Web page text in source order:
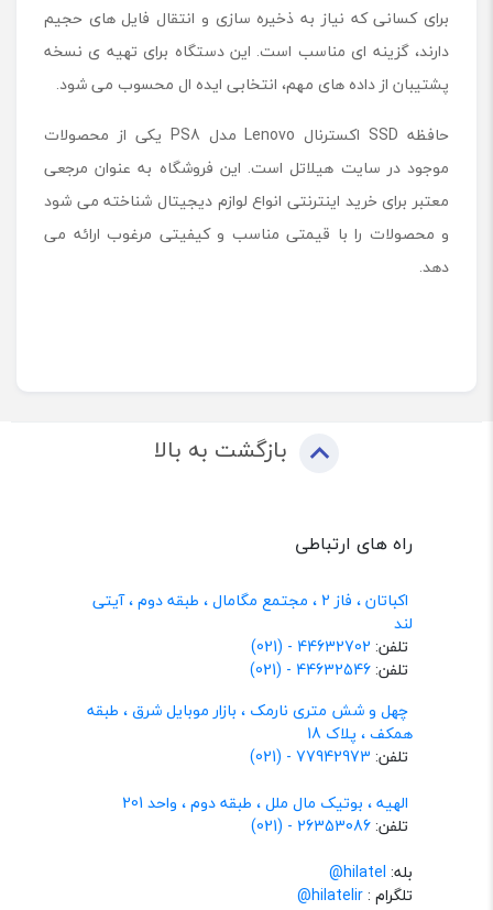
برای کسانی که نیاز به ذخیره سازی و انتقال فایل های حجیم
دارند، گزینه ای مناسب است. این دستگاه برای تهیه ی نسخه
پشتیبان از داده های مهم، انتخابی ایده ال محسوب می شود.
حافظه SSD اکسترنال Lenovo مدل PS8 یکی از محصولات
موجود در سایت هیلاتل است. این فروشگاه به عنوان مرجعی
معتبر برای خرید اینترنتی انواع لوازم دیجیتال شناخته می شود
و محصولات را با قیمتی مناسب و کیفیتی مرغوب ارائه می
دهد.
بازگشت به بالا
راه های ارتباطی
اکباتان ، فاز 2 ، مجتمع مگامال ، طبقه دوم ، آیتی
لند
تلفن: 44632702 - (021)
تلفن:44632546 - (021)
چهل و شش متری نارمک ، بازار موبایل شرق ، طبقه
همکف ، پلاک 18
تلفن: 77942973 - (021)
الهیه ، بوتیک مال ملل ، طبقه دوم ، واحد 201
تلفن:26353086 - (021)
بله: hilatel@
تلگرام :@hilatelir